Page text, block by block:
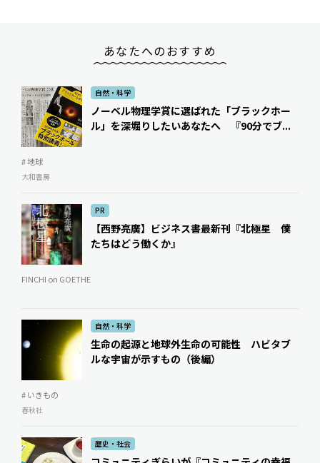
あなたへのおすすめ
自然・科学
ノーベル物理学賞に選ばれた「ブラックホー
ル」を深堀りしたいあなたへ 『90分でブ...
# 地球
大和書房
PR
【西野亮廣】ビジネス書最新刊『北極星 僕
たちはどう働くか』
FINCHI on GOETHE
自然・科学
生命の起源と地球外生命の可能性 ハビタブ
ルな宇宙が示すもの（後編）
# いきもの
春秋社
歴史・社会